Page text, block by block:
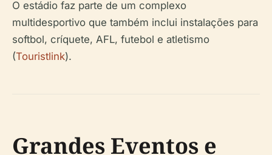
O estádio faz parte de um complexo
multidesportivo que também inclui instalações para
softbol, críquete, AFL, futebol e atletismo
(Touristlink).
Grandes Eventos e